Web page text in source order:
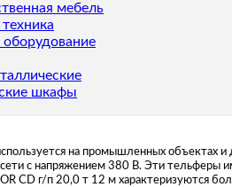
мебель
шкафы
на промышленных объектах и
с напряжением 380 В. Эти тельферы
CD г/п 20,0 т 12 м характеризуются